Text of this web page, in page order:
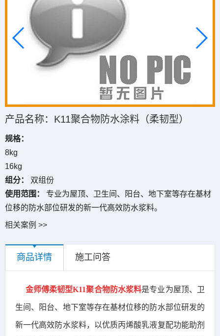
产品名称：K11聚合物防水涂料（柔韧型）
规格：
8kg
16kg
组分：
双组份
使用范围：
专业为屋顶、卫生间、阳台、地下室等存在基材
位移的防水部位研发的新一代高效防水浆料。
相关案例 >>
商品详情 施工问答
金师傅柔韧型K11聚合物防水浆料是专业为屋顶、卫
生间、阳台、地下室等存在基材位移的防水部位研发的
新一代高效防水浆料，以优质丙烯酸乳液复配功能助剂